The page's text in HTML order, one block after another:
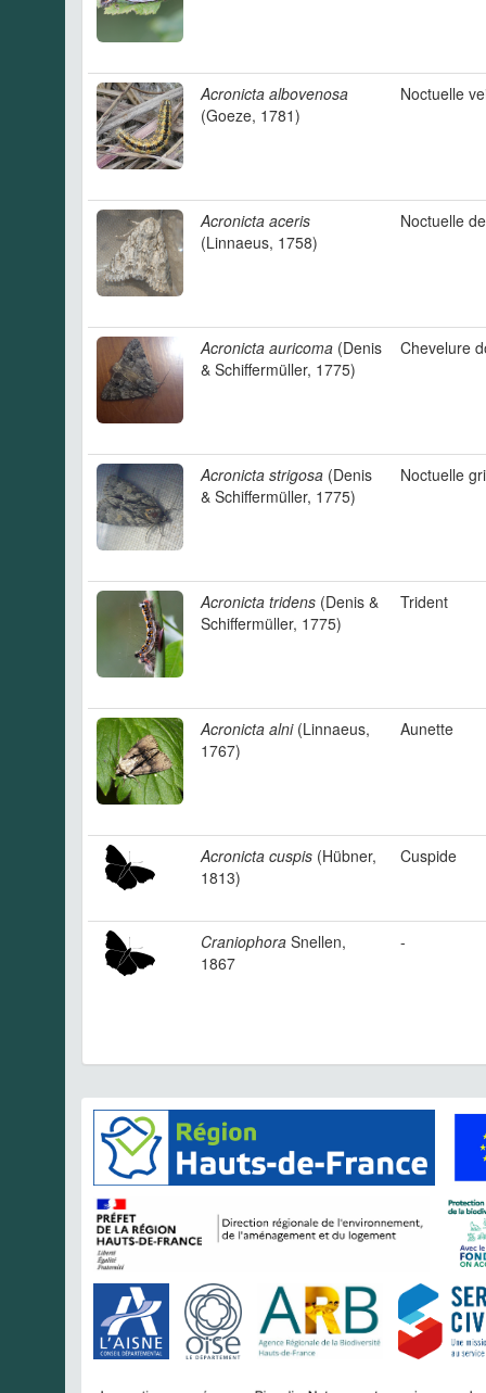
Acronicta albovenosa
(Goeze, 1781)
Noctuelle
Acronicta aceris
(Linnaeus, 1758)
Noctuelle
Acronicta auricoma (Denis
& Schiffermüller, 1775)
Chevelure
Acronicta strigosa (Denis
& Schiffermüller, 1775)
Noctuelle
Acronicta tridens (Denis &
Schiffermüller, 1775)
Trident
Acronicta alni(Linnaeus,
1767)
Aunette
Acronicta cuspis (Hübner,
1813)
Cuspide
Craniophora Snellen,
1867
-